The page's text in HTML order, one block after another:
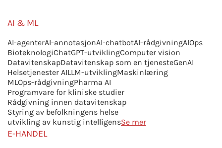
AI & ML
AI-agenterAI-annotasjonAI-chatbotAI-rådgivningAIOps
BioteknologiChatGPT-utviklingComputer vision
DatavitenskapDatavitenskap som en tjenesteGenAI
Helsetjenester AILLM-utviklingMaskinlæring
MLOps-rådgivningPharma AI
Programvare for kliniske studier
Rådgivning innen datavitenskap
Styring av befolkningens helse
utvikling av kunstig intelligensSe mer
E-HANDEL